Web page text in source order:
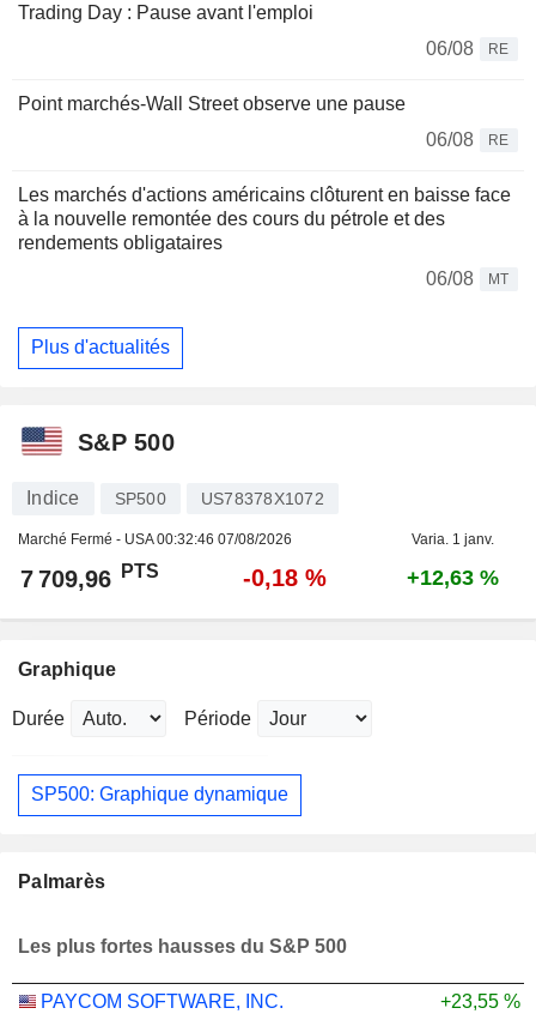
Trading Day : Pause avant l'emploi
06/08
RE
Point marchés-Wall Street observe une pause
06/08
RE
Les marchés d'actions américains clôturent en baisse face
à la nouvelle remontée des cours du pétrole et des
rendements obligataires
06/08
MT
Plus d'actualités
S&P 500
Indice SP500 US78378X1072
Marché Fermé - USA00:32:46 07/08/2026 Varia. 1 janv.
7 709,96 PTS -0,18 % +12,63 %
Graphique
Durée Période
SP500: Graphique dynamique
Palmarès
Les plus fortes hausses du S&P 500
PAYCOM SOFTWARE, INC. +23,55 %